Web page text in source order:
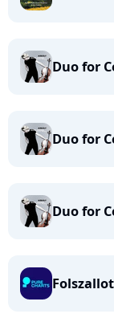
Duo for
Duo for
Duo for